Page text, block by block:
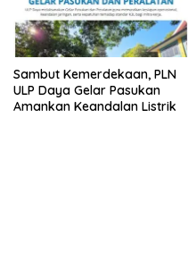
Sambut Kemerdekaan, PLN
ULP Daya Gelar Pasukan
Amankan Keandalan Listrik